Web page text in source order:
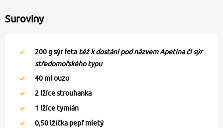
Suroviny
200g sýr feta též k dostání pod názvem Apetina či sýr
středomořského typu
40 ml ouzo
2 lžíce strouhanka
1 lžíce tymián
0,50 lžička pepř mletý